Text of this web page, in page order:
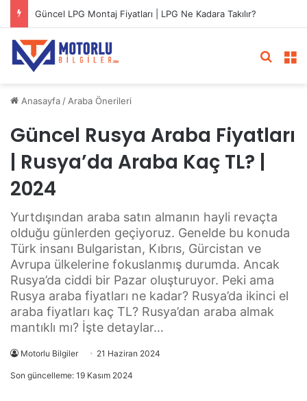
Güncel LPG Montaj Fiyatları | LPG Ne Kadara Takılır?
Anasayfa / Araba Önerileri
Güncel Rusya Araba Fiyatları
| Rusya’da Araba Kaç TL? |
2024
Yurtdışından araba satın almanın hayli revaçta
olduğu günlerden geçiyoruz. Genelde bu konuda
Türk insanı Bulgaristan, Kıbrıs, Gürcistan ve
Avrupa ülkelerine fokuslanmış durumda. Ancak
Rusya’da ciddi bir Pazar oluşturuyor. Peki ama
Rusya araba fiyatları ne kadar? Rusya’da ikinci el
araba fiyatları kaç TL? Rusya’dan araba almak
mantıklı mı? İşte detaylar…
Motorlu Bilgiler 21 Haziran 2024
Son güncelleme: 19 Kasım 2024